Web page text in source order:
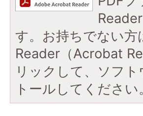
す。お持ちでない
Reader（Acrobat
リックして、ソフ
トールしてください